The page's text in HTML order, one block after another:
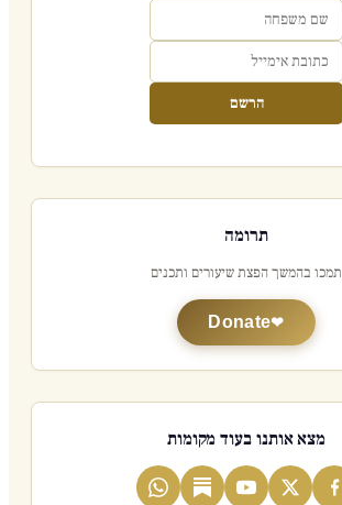
הרשם
תרומה
תמכו בהמשך הפצת שיעורים ותכנים
Donate
מצא אותנו בעוד מקומות